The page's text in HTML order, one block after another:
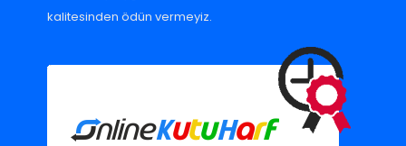
kalitesinden ödün vermeyiz.